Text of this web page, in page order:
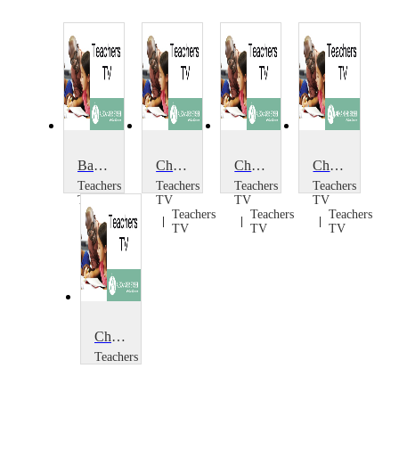
Banging Chemistry: Fast and Furious
Teachers
TV
Teachers
TV
Chemistry in Forensics
Teachers
TV
Teachers
TV
Chemistry: Conservation of Mass
Teachers
TV
Teachers
TV
Chemistry: Thermit Reaction
Teachers
TV
Teachers
TV
Chemistry: Indicators
Teachers